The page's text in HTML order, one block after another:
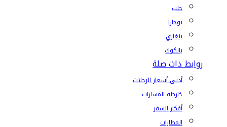
حلب
بوخارا
بنغازي
بانكوك
روابط ذات صلة
أدنى أسعار الرحلات
خارطة المسارات
أفكار السفر
المطارات